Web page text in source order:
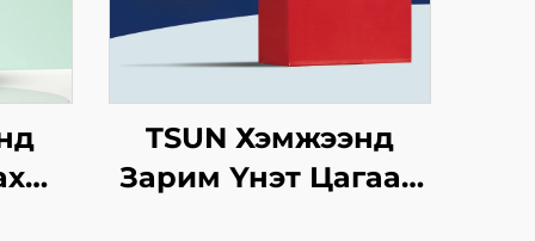
TSUN Хэмжээнд
Зарим Үнэт Цагаан